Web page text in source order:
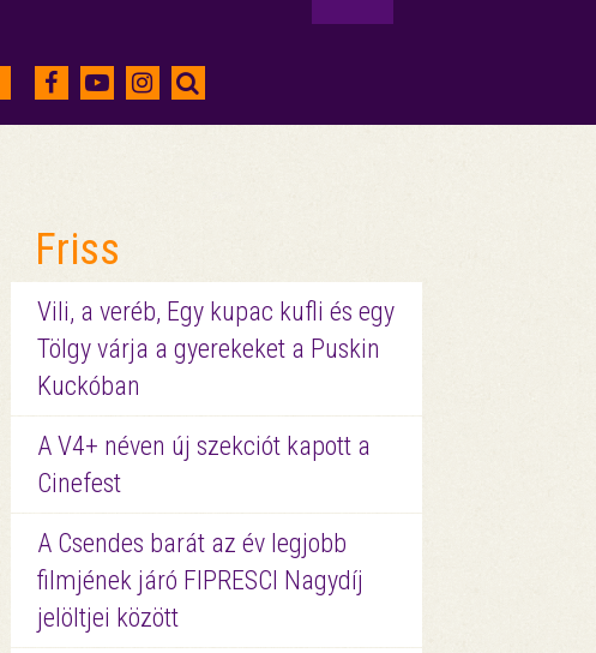
Friss
Vili, a veréb, Egy kupac kufli és egy
Tölgy várja a gyerekeket a Puskin
Kuckóban
A V4+ néven új szekciót kapott a
Cinefest
A Csendes barát az év legjobb
filmjének járó FIPRESCI Nagydíj
jelöltjei között